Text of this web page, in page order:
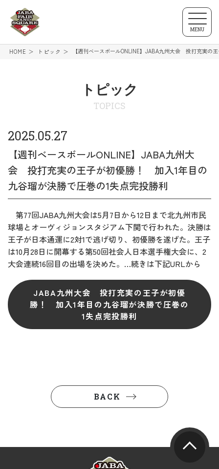
MENU
HOME トピック 【週刊ベースボールONLINE】JABA九州大会 投打充実の
トピック
TOPICS
2025.05.27
【週刊ベースボールONLINE】JABA九州大
会 投打充実の王子が初優勝！ 加入1年目の
九谷瑠が決勝で圧巻の1失点完投勝利
第77回JABA九州大会は5月7日から12日まで北九州市民
球場とオーヴィジョンスタジアム下関で行われた。決勝は
王子が日本通運に2対1で逃げ切り、初優勝を遂げた。王子
は10月28日に開幕する第50回社会人日本選手権大会に、2
大会連続16回目の出場を決めた。…続きは下記URLから
JABA九州大会 投打充実の王子が初優
勝！ 加入1年目の九谷瑠が決勝で圧巻の
1失点完投勝利
BACK